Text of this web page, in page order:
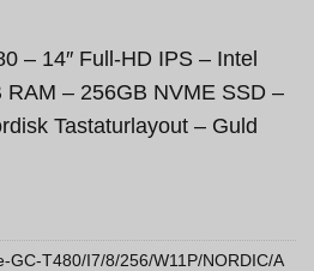
– 14″ Full-HD IPS – Intel
RAM – 256GB NVME SSD –
Tastaturlayout – Guld
GC-T480/I7/8/256/W11P/NORDIC/A